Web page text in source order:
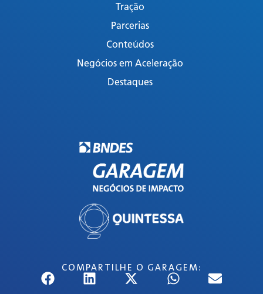
COMPARTILHE O GARAGEM:
Tração
Parcerias
Conteúdos
Negócios em Aceleração
Destaques